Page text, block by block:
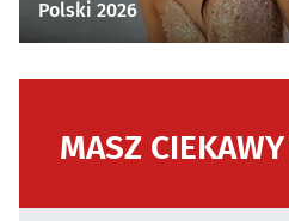
Polski 2026
MASZ